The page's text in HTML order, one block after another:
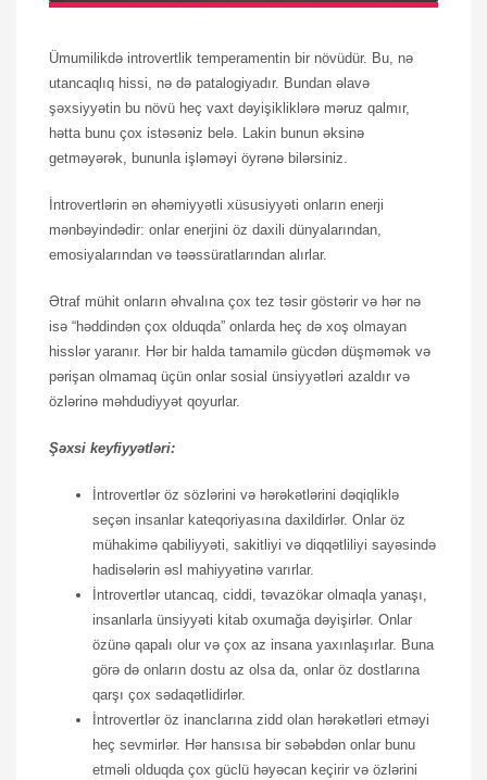
Ümumilikdə introvertlik temperamentin bir növüdür. Bu, nə
utancaqlıq hissi, nə də patalogiyadır. Bundan əlavə
şəxsiyyətin bu növü heç vaxt dəyişikliklərə məruz qalmır,
hətta bunu çox istəsəniz belə. Lakin bunun əksinə
getməyərək, bununla işləməyi öyrənə bilərsiniz.
İntrovertlərin ən əhəmiyyətli xüsusiyyəti onların enerji
mənbəyindədir: onlar enerjini öz daxili dünyalarından,
emosiyalarından və təəssüratlarından alırlar.
Ətraf mühit onların əhvalına çox tez təsir göstərir və hər nə
isə “həddindən çox olduqda” onlarda heç də xoş olmayan
hisslər yaranır. Hər bir halda tamamilə gücdən düşməmək və
pərişan olmamaq üçün onlar sosial ünsiyyətləri azaldır və
özlərinə məhdudiyyət qoyurlar.
Şəxsi keyfiyyətləri:
İntrovertlər öz sözlərini və hərəkətlərini dəqiqliklə
seçən insanlar kateqoriyasına daxildirlər. Onlar öz
mühakimə qabiliyyəti, sakitliyi və diqqətliliyi sayəsində
hadisələrin əsl mahiyyətinə varırlar.
İntrovertlər utancaq, ciddi, təvazökar olmaqla yanaşı,
insanlarla ünsiyyəti kitab oxumağa dəyişirlər. Onlar
özünə qapalı olur və çox az insana yaxınlaşırlar. Buna
görə də onların dostu az olsa da, onlar öz dostlarına
qarşı çox sədaqətlidirlər.
İntrovertlər öz inanclarına zidd olan hərəkətləri etməyi
heç sevmirlər. Hər hansısa bir səbəbdən onlar bunu
etməli olduqda çox güclü həyəcan keçirir və özlərini